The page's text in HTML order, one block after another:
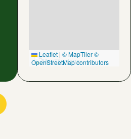
Leaflet | © MapTiler©
OpenStreetMap contributors